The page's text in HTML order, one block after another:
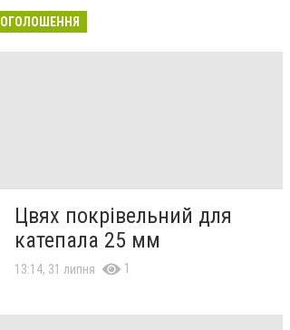
ОГОЛОШЕННЯ
Цвях покрівельний для
катепала 25 мм
13:14, 31 липня 1